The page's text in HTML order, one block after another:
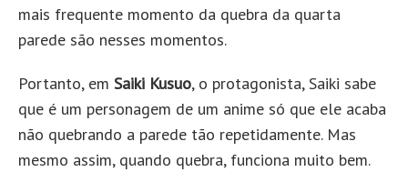
mais frequente momento da quebra da quarta
parede são nesses momentos.
Portanto, em Saiki Kusuo, o protagonista, Saiki sabe
que é um personagem de um anime só que ele acaba
não quebrando a parede tão repetidamente. Mas
mesmo assim, quando quebra, funciona muito bem.